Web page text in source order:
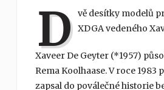
D vě desítky modelů
XDGA vedeného
Xaveer De Geyter (*1957)
Rema Koolhaase. V roce
zapsal do poválečné historie